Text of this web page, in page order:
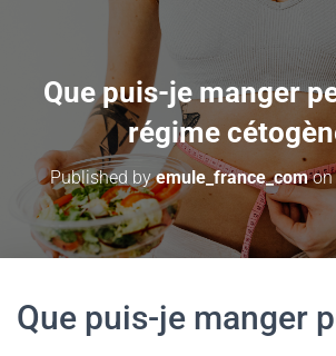
Que puis-je manger
régime
Published byemule_france_comon
Que puis-je manger